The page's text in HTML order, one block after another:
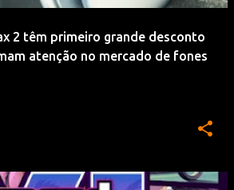
2 têm primeiro grande desconto
atenção no mercado de fones